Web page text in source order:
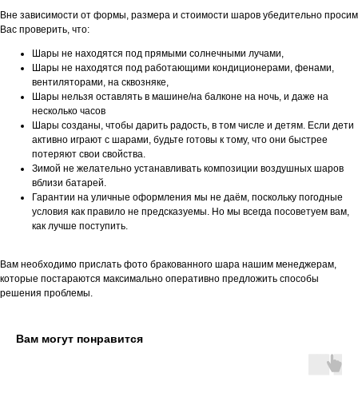
Вне зависимости от формы, размера и стоимости шаров убедительно просим
Вас проверить, что:
Шары не находятся под прямыми солнечными лучами,
Шары не находятся под работающими кондиционерами, фенами,
вентиляторами, на сквозняке,
Шары нельзя оставлять в машине/на балконе на ночь, и даже на
несколько часов
Шары созданы, чтобы дарить радость, в том числе и детям. Если дети
активно играют с шарами, будьте готовы к тому, что они быстрее
потеряют свои свойства.
Зимой не желательно устанавливать композиции воздушных шаров
вблизи батарей.
Гарантии на уличные оформления мы не даём, поскольку погодные
условия как правило не предсказуемы. Но мы всегда посоветуем вам,
как лучше поступить.
Вам необходимо прислать фото бракованного шара нашим менеджерам,
которые постараются максимально оперативно предложить способы
решения проблемы.
Вам могут понравится